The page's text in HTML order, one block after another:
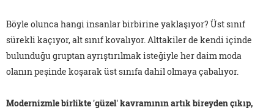
Böyle olunca hangi insanlar birbirine yaklaşıyor? Üst sınıf
sürekli kaçıyor, alt sınıf kovalıyor. Alttakiler de kendi içinde
bulunduğu gruptan ayrıştırılmak isteğiyle her daim moda
olanın peşinde koşarak üst sınıfa dahil olmaya çabalıyor.
Modernizmle birlikte 'güzel' kavramının artık bireyden çıkıp,